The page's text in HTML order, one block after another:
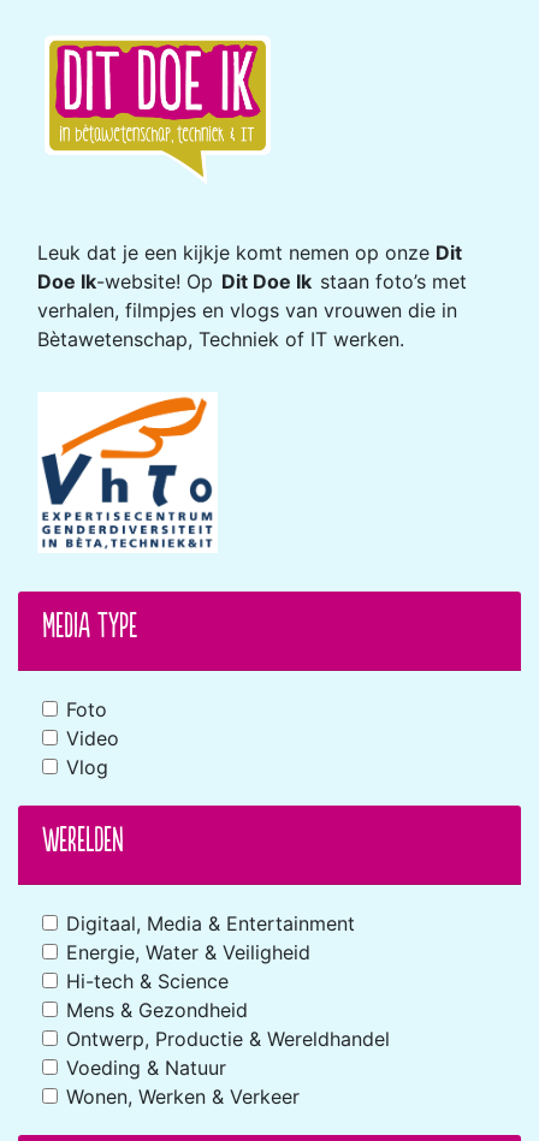
Leuk dat je een kijkje komt nemen op onze Dit
Doe Ik-website! Op Dit Doe Ik staan foto’s met
verhalen, filmpjes en vlogs van vrouwen die in
Bètawetenschap, Techniek of IT werken.
Media type
Foto
Video
Vlog
Werelden
Digitaal, Media & Entertainment
Energie, Water & Veiligheid
Hi-tech & Science
Mens & Gezondheid
Ontwerp, Productie & Wereldhandel
Voeding & Natuur
Wonen, Werken & Verkeer